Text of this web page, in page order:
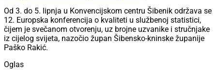
Od 3. do 5. lipnja u Konvencijskom centru Šibenik održava se
12. Europska konferencija o kvaliteti u službenoj statistici,
čijem je svečanom otvorenju, uz brojne uzvanike i stručnjake
iz cijelog svijeta, nazočio župan Šibensko-kninske županije
Paško Rakić.
Oglas